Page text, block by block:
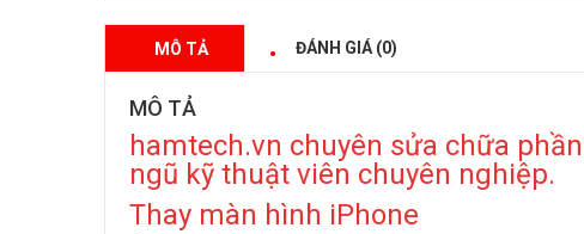
MÔ TẢ ĐÁNH GIÁ (0)
MÔ TẢ
hamtech.vn chuyên sửa chữa
ngũ kỹ thuật viên chuyên nghiệp.
Thay màn hình iPhone